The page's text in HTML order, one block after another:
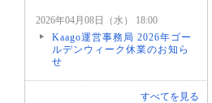
2026年04月08日（水） 18:00
Kaago運営事務局 2026年ゴー
ルデンウィーク休業のお知ら
せ
すべてを見る